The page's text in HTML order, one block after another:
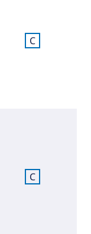
C
C